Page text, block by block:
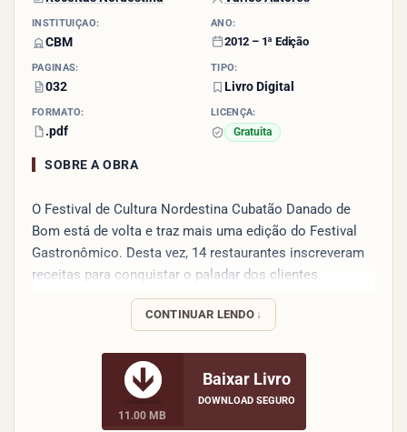
INSTITUIÇÃO:
CBM
ANO:
2012 – 1ª Edição
PÁGINAS:
032
TIPO:
Livro Digital
FORMATO:
.pdf
LICENÇA:
Gratuita
SOBRE A OBRA
O Festival de Cultura Nordestina Cubatão Danado de
Bom está de volta e traz mais uma edição do Festival
Gastronômico. Desta vez, 14 restaurantes inscreveram
receitas para conquistar o paladar dos clientes.
E se o Nordeste é a segunda maior região brasileira em
território, a culinária nordestina ganha uma posição
ainda mais aparente. Aroma, cores e temperos se
completam para criar os mais variados pratos.
Ensopados, guisados, frutos do mar, carne de sol,
CONTINUAR LENDO
11.00 MB
Baixar Livro
DOWNLOAD SEGURO